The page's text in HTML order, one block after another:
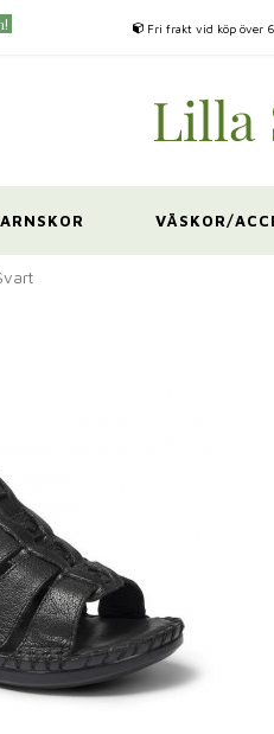
Fri frakt vid köp
VÄSKOR/